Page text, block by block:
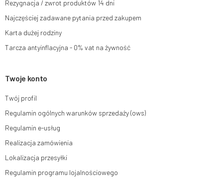
Więcej informacji:www.mouton.pl/ODO
Rezygnacja / zwrot produktów 14 dni
Najczęściej zadawane pytania przed zakupem
Karta dużej rodziny
Tarcza antyinflacyjna - 0% vat na żywność
Twoje konto
Twój profil
Regulamin ogólnych warunków sprzedaży (ows)
Regulamin e-usług
Realizacja zamówienia
Lokalizacja przesyłki
Regulamin programu lojalnościowego